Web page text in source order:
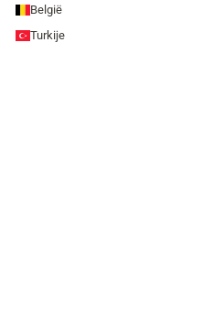
België
Turkije